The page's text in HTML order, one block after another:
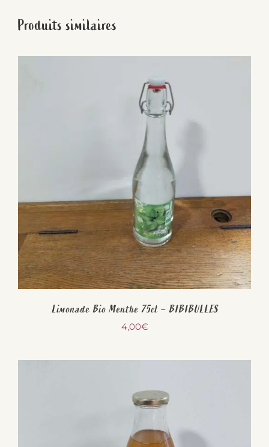
Produits similaires
Limonade Bio Menthe 75cl – BIBIBULLES
4,00€